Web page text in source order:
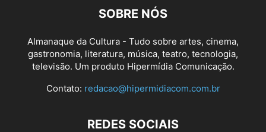
SOBRE NÓS
Almanaque da Cultura - Tudo sobre artes, cinema,
gastronomia, literatura, música, teatro, tecnologia,
televisão. Um produto Hipermídia Comunicação.
Contato: redacao@hipermidiacom.com.br
REDES SOCIAIS